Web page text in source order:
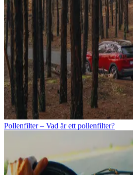
Pollenfilter – Vad är ett pollenfilter?